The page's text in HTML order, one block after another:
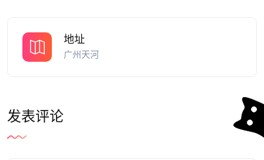
地址
广州天河
发表评论